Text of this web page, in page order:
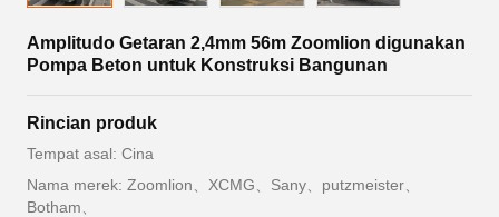
Amplitudo Getaran 2,4mm 56m Zoomlion digunakan
Pompa Beton untuk Konstruksi Bangunan
Rincian produk
Tempat asal: Cina
Nama merek: Zoomlion、XCMG、Sany、putzmeister、
Botham、